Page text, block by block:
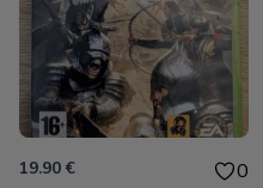
19.90 € 0